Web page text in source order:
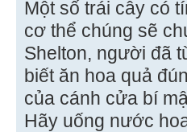
Một số trái cây có
cơ thể chúng sẽ
Shelton, người đã
biết ăn hoa quả
của cánh cửa bí
Hãy uống nước